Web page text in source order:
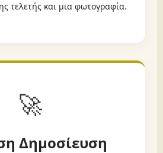
τελετής και μια φωτογραφία.
🚀
Δημοσίευση